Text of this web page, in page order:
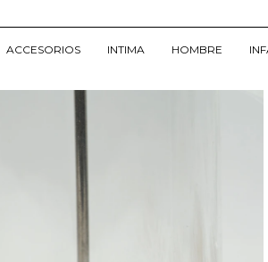
ACCESORIOS INTIMA HOMBRE